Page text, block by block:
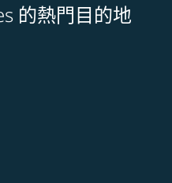
的熱門目的地